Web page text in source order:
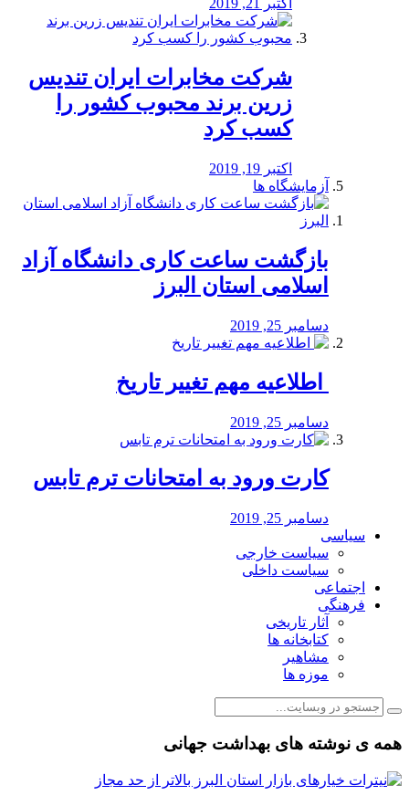
اکتبر 21, 2019
شرکت مخابرات ایران تندیس
زرین برند محبوب کشور را
کسب کرد
اکتبر 19, 2019
آزمایشگاه ها
بازگشت ساعت کاری دانشگاه آزاد
اسلامی استان البرز
دسامبر 25, 2019
️ اطلاعیه مهم تغییر تاریخ
دسامبر 25, 2019
کارت ورود به امتحانات ترم تابس
دسامبر 25, 2019
سیاسی
سیاست خارجی
سیاست داخلی
اجتماعی
فرهنگی
آثار تاریخی
کتابخانه ها
مشاهیر
موزه ها
همه ی نوشته های بهداشت جهانی